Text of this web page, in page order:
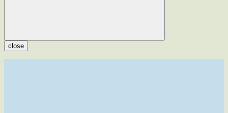
close